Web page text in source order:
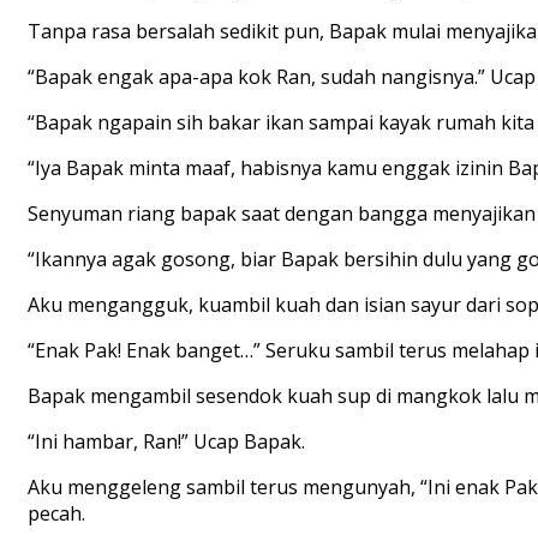
Tanpa rasa bersalah sedikit pun, Bapak mulai
“Bapak engak apa-apa kok Ran, sudah nangisnya.”
“Bapak ngapain sih bakar ikan sampai kayak rumah
“Iya Bapak minta maaf, habisnya kamu enggak izinin
Senyuman riang bapak saat dengan bangga
“Ikannya agak gosong, biar Bapak bersihin dulu yang
Aku mengangguk, kuambil kuah dan isian sayur dari
“Enak Pak! Enak banget…” Seruku sambil terus
Bapak mengambil sesendok kuah sup di mangkok lalu
“Ini hambar, Ran!” Ucap Bapak.
Aku menggeleng sambil terus mengunyah, “Ini enak
pecah.